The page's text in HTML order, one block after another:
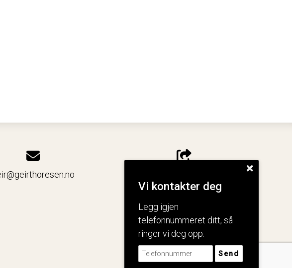
Vi kontakter deg
Legg igjen
telefonnummeret ditt, så
ringer vi deg opp.